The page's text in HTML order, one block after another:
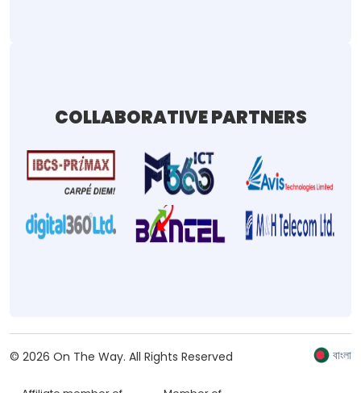
COLLABORATIVE PARTNERS
© 2026 On The Way. All Rights Reserved বাংলা